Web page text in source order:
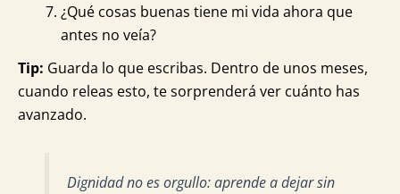
¿Qué cosas buenas tiene mi vida ahora que
antes no veía?
Tip: Guarda lo que escribas. Dentro de unos meses,
cuando releas esto, te sorprenderá ver cuánto has
avanzado.
Dignidad no es orgullo: aprende a dejar sin